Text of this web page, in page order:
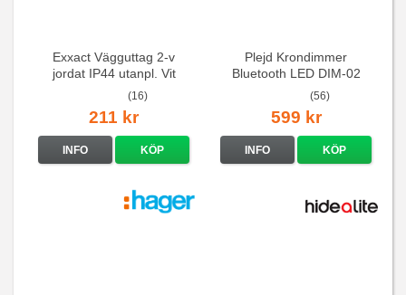
Exxact Vägguttag 2-v
jordat IP44 utanpl. Vit
(16)
211 kr
INFO KÖP
Plejd Krondimmer
Bluetooth LED DIM-02
(56)
599 kr
INFO KÖP